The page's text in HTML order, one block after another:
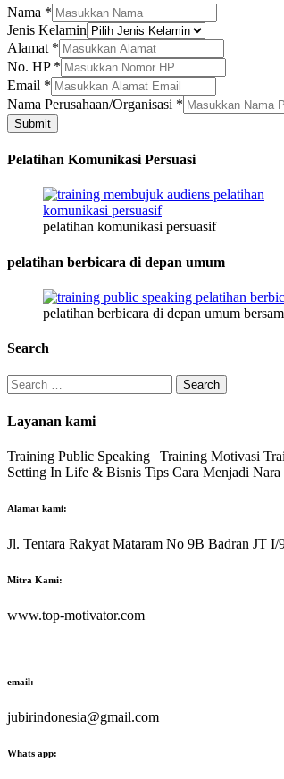
Nama *
Jenis Kelamin
Alamat *
No. HP *
Email *
Nama
No.
Nama
Nama Perusahaan/Organisasi *
Submit
Pelatihan Komunikasi Persuasi
pelatihan komunikasi persuasif
pelatihan berbicara di depan umum
pelatihan berbicara di depan umum
Search
Search
for:
Layanan kami
Training Public Speaking | Training Motivasi
Setting In Life & Bisnis Tips Cara Menjadi
Alamat kami:
Jl. Tentara Rakyat Mataram No 9B Badran JT
Mitra Kami:
www.top-motivator.com
email:
jubirindonesia@gmail.com
Whats app: